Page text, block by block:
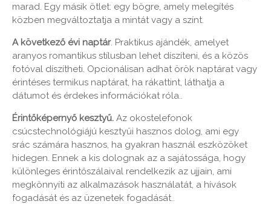
marad. Egy másik ötlet: egy bögre, amely melegítés
közben megváltoztatja a mintát vagy a színt.
A következő évi naptár. Praktikus ajándék, amelyet
aranyos romantikus stílusban lehet díszíteni, és a közös
fotóval díszítheti. Opcionálisan adhat örök naptárat vagy
érintéses termikus naptárat, ha rákattint, láthatja a
dátumot és érdekes információkat róla..
Érintőképernyő kesztyű. Az okostelefonok
csúcstechnológiájú kesztyűi hasznos dolog, ami egy
srác számára hasznos, ha gyakran használ eszközöket
hidegen. Ennek a kis dolognak az a sajátossága, hogy
különleges érintőszálaival rendelkezik az ujjain, ami
megkönnyíti az alkalmazások használatát, a hívások
fogadását és az üzenetek fogadását..